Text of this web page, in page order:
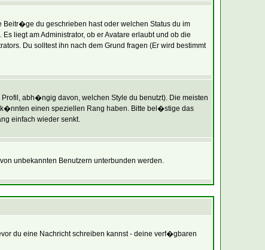
du geschrieben hast oder welchen Status du im
liegt am Administrator, ob er Avatare erlaubt und ob die
Du solltest ihn nach dem Grund fragen (Er wird bestimmt
abh�ngig davon, welchen Style du benutzt). Die meisten
einen speziellen Rang haben. Bitte bel�stige das
einfach wieder senkt.
unbekannten Benutzern unterbunden werden.
du eine Nachricht schreiben kannst - deine verf�gbaren